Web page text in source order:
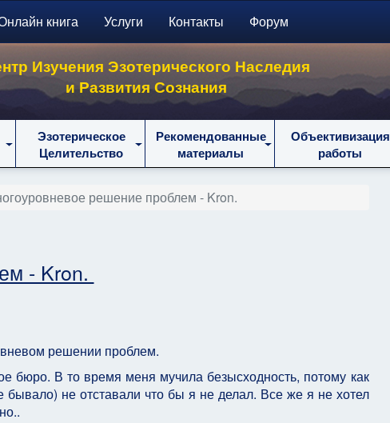
книга Услуги Контакты Форум
Изучения Эзотерического Наследия
и Развития Сознания
Эзотерическое
Целительство
Рекомендованные
материалы
Объективизация
работы
решение проблем - Kron.
- Kron.
решении проблем.
бюро. В то время меня мучила безысходность, потому как
бывало) не отставали что бы я не делал. Все же я не хотел